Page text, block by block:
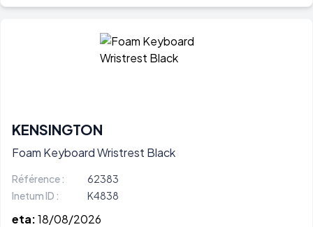
KENSINGTON
Foam Keyboard Wristrest Black
Référence :
62383
Inetum ID :
K4838
eta:18/08/2026